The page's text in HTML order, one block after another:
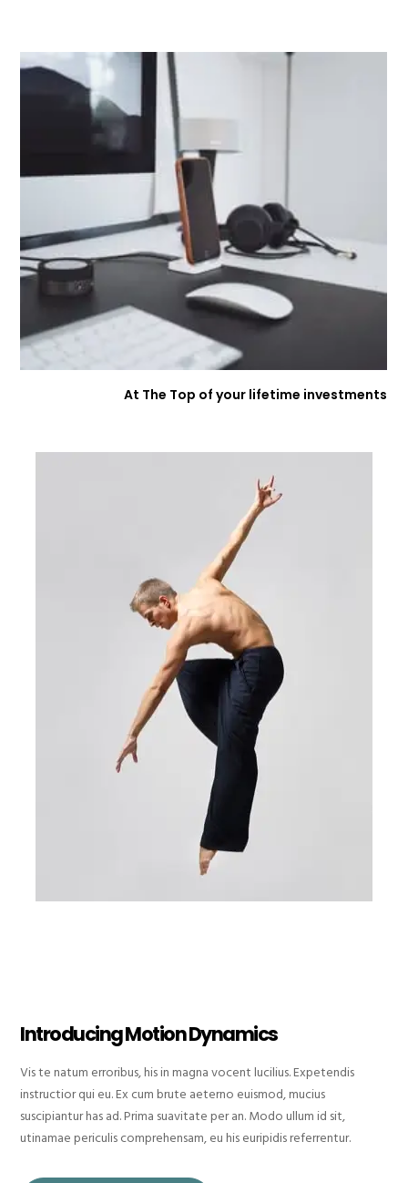
At The Top of your lifetime investments
Introducing Motion Dynamics
Vis te natum erroribus, his in magna vocent lucilius. Expetendis
instructior qui eu. Ex cum brute aeterno euismod, mucius
suscipiantur has ad. Prima suavitate per an. Modo ullum id sit,
utinamae periculis comprehensam, eu his euripidis referrentur.